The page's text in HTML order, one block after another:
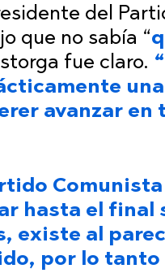
del
que no sabía “
fue claro.
avanzar
hasta el final
existe al
por lo tanto